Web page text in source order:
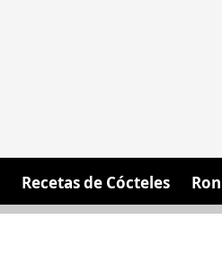
Recetas de Cócteles Ron